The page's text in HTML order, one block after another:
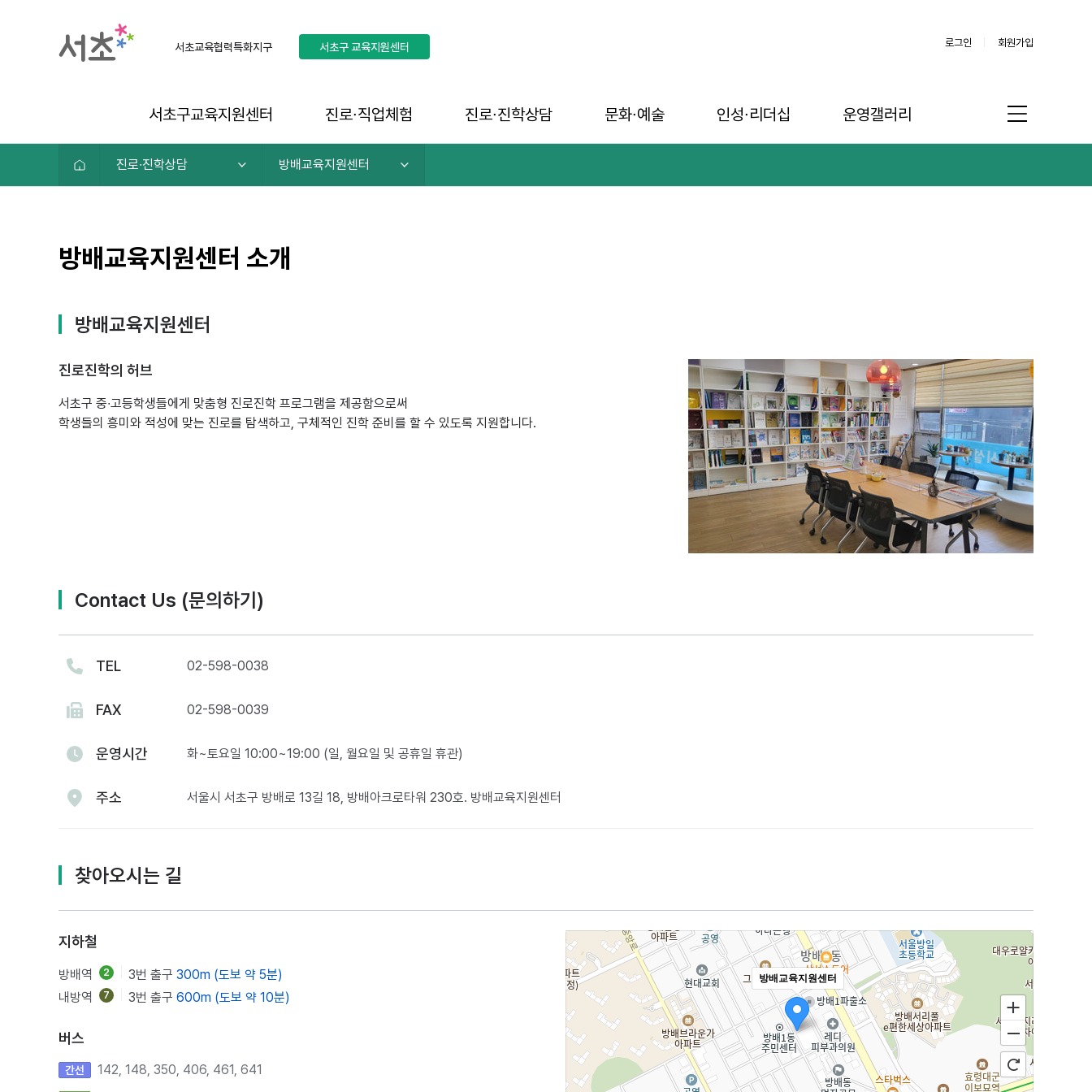
서초교육협력특화지구 서초구교육지원센터 로그인 회원가입
서초구교육지원센터 진로∙직업체험 진로∙진학상담 문화∙예술 인성∙리더십 운영갤러리
진로∙진학상담 방배교육지원센터
방배교육지원센터 소개
방배교육지원센터
진로진학의 허브
서초구 중∙고등학생들에게 맞춤형 진로진학 프로그램을 제공함으로써
학생들의 흥미와 적성에 맞는 진로를 탐색하고, 구체적인 진학 준비를 할 수 있도록 지원합니다.
Contact Us (문의하기)
TEL 02-598-0038
FAX 02-598-0039
운영시간 화~토요일 10:00~19:00 (일, 월요일 및 공휴일 휴관)
주소 서울시 서초구 방배로 13길 18, 방배아크로타워 230호. 방배교육지원센터​
찾아오시는 길
방배교육지원센터
지하철
방배역 2 3번 출구 300m (도보 약 5분)
내방역
7 3번 출구 600m (도보 약 10분)
버스
간선
142, 148, 350, 406, 461, 641